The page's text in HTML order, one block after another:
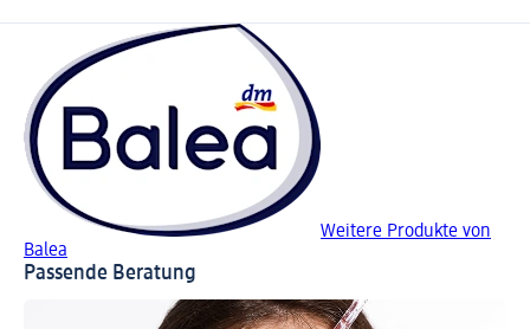
Weitere Produkte von
Balea
Passende Beratung